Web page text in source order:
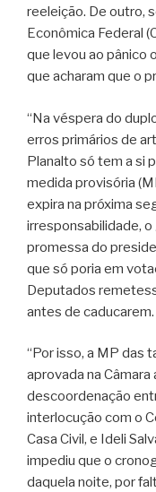
reeleição. De outro,
Econômica Federal
que levou ao pânico
que acharam que o
“Na véspera do
erros primários de
Planalto só tem a si
medida provisória
expira na próxima
irresponsabilidade,
promessa do
que só poria em
Deputados
antes de caducarem.
“Por isso, a MP das
aprovada na
descoordenação
interlocução com o
Casa Civil, e Ideli
impediu que o
daquela noite, por